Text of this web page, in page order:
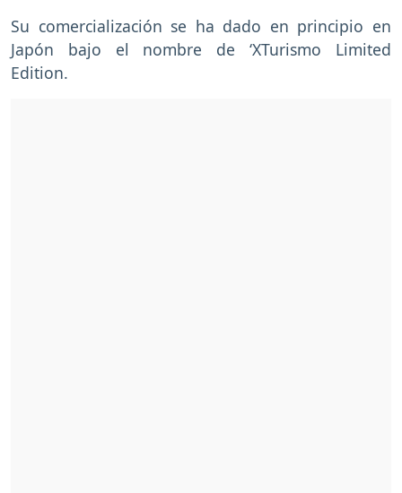
Su comercialización se ha dado en principio en
Japón bajo el nombre de ‘XTurismo Limited
Edition.